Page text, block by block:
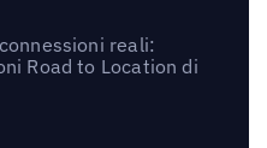
reali:
Road to Location di